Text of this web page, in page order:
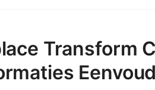
Transform